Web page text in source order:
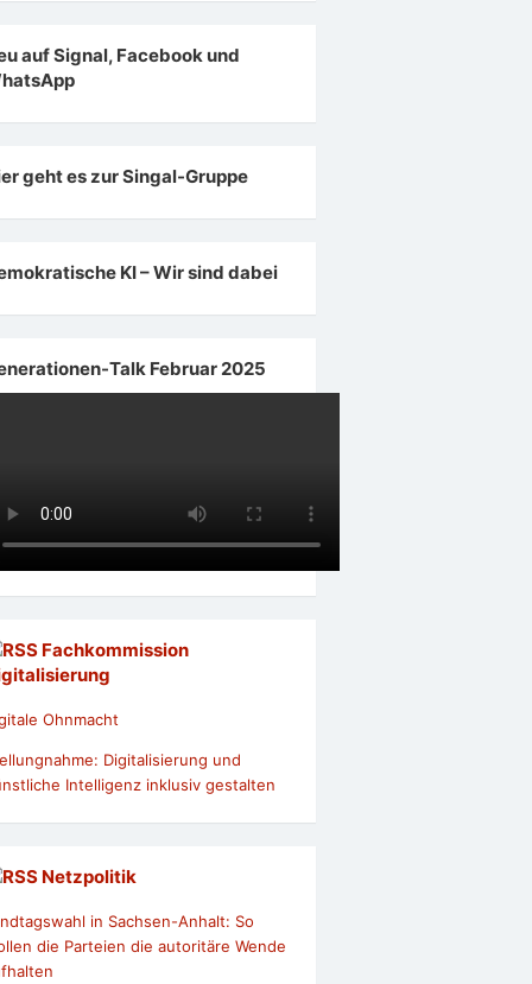
auf Signal, Facebook und
geht es zur Singal-Gruppe
KI – Wir sind dabei
Talk Februar 2025
Fachkommission
Ohnmacht
Digitalisierung und
Intelligenz inklusiv gestalten
Netzpolitik
in Sachsen-Anhalt: So
die Parteien die autoritäre Wende